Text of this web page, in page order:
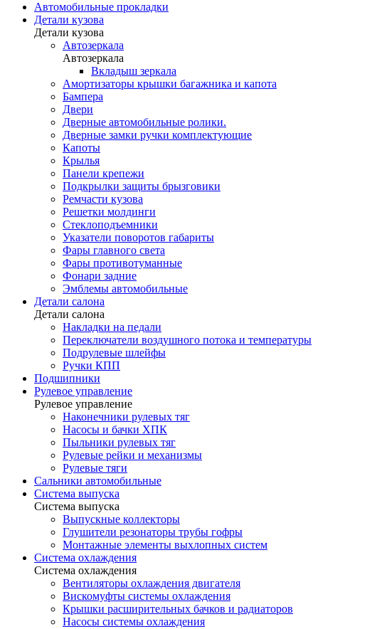
Автомобильные прокладки
Детали кузова
Детали кузова
Автозеркала
Автозеркала
Вкладыш зеркала
Амортизаторы крышки багажника и капота
Бампера
Двери
Дверные автомобильные ролики.
Дверные замки ручки комплектующие
Капоты
Крылья
Панели крепежи
Подкрылки защиты брызговики
Ремчасти кузова
Решетки молдинги
Стеклоподъемники
Указатели поворотов габариты
Фары главного света
Фары противотуманные
Фонари задние
Эмблемы автомобильные
Детали салона
Детали салона
Накладки на педали
Переключатели воздушного потока и температуры
Подрулевые шлейфы
Ручки КПП
Подшипники
Рулевое управление
Рулевое управление
Наконечники рулевых тяг
Насосы и бачки ХПК
Пыльники рулевых тяг
Рулевые рейки и механизмы
Рулевые тяги
Сальники автомобильные
Система выпуска
Система выпуска
Выпускные коллекторы
Глушители резонаторы трубы гофры
Монтажные элементы выхлопных систем
Система охлаждения
Система охлаждения
Вентиляторы охлаждения двигателя
Вискомуфты системы охлаждения
Крышки расширительных бачков и радиаторов
Насосы системы охлаждения